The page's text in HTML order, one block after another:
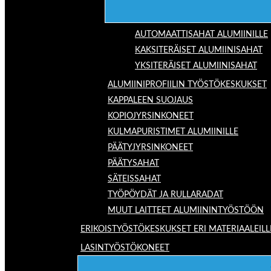
AUTOMAATTISAHAT ALUMIINILLE
KAKSITERÄISET ALUMIINISAHAT
YKSITERÄISET ALUMIINISAHAT
ALUMIINIPROFIILIN TYÖSTÖKESKUKSET
KAPPALEEN SUOJAUS
KOPIOJYRSINKONEET
KULMAPURISTIMET ALUMIINILLE
PÄÄTYJYRSINKONEET
PÄÄTYSAHAT
SÄTEISSAHAT
TYÖPÖYDÄT JA RULLARADAT
MUUT LAITTEET ALUMIININTYÖSTÖÖN
ERIKOISTYÖSTÖKESKUKSET ERI
LASINTYÖSTÖKONEET